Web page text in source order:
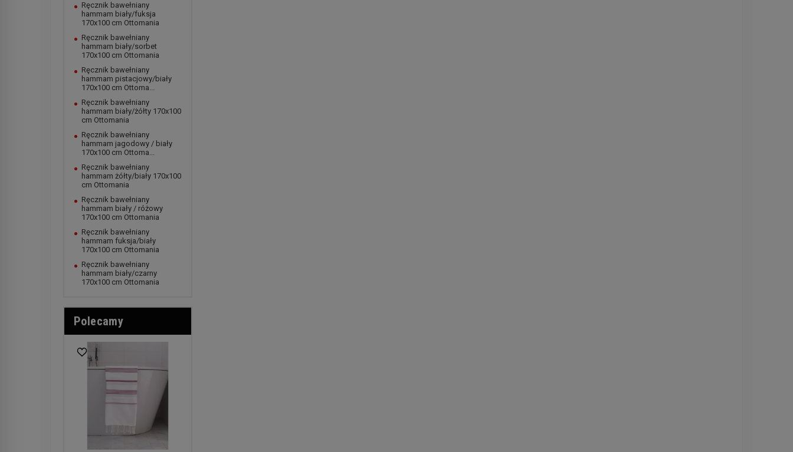
Ręcznik bawełniany
hammam biały/fuksja
170x100 cm Ottomania
Ręcznik bawełniany
hammam biały/sorbet
170x100 cm Ottomania
Ręcznik bawełniany
hammam pistacjowy/biały
170x100 cm Ottoma...
Ręcznik bawełniany
hammam biały/żółty 170x100
cm Ottomania
Ręcznik bawełniany
hammam jagodowy / biały
170x100 cm Ottoma...
Ręcznik bawełniany
hammam żółty/biały 170x100
cm Ottomania
Ręcznik bawełniany
hammam biały / różowy
170x100 cm Ottomania
Ręcznik bawełniany
hammam fuksja/biały
170x100 cm Ottomania
Ręcznik bawełniany
hammam biały/czarny
170x100 cm Ottomania
Polecamy